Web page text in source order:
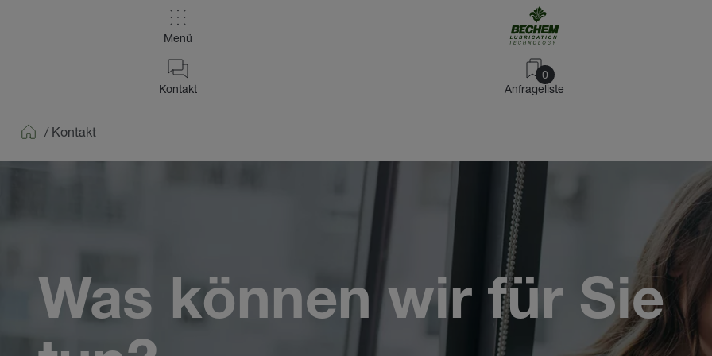
Menü
0
Anfrageliste
Kontakt
/ Kontakt
Was können wir für Sie